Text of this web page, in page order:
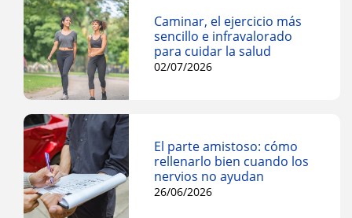
Caminar, el ejercicio más
sencillo e infravalorado
para cuidar la salud
02/07/2026
El parte amistoso: cómo
rellenarlo bien cuando los
nervios no ayudan
26/06/2026